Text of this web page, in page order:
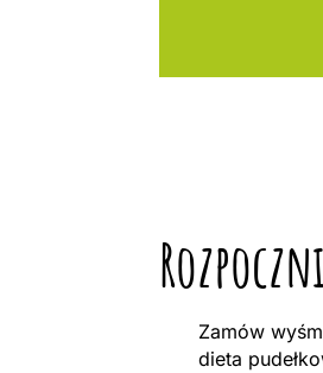
Zamów
dieta